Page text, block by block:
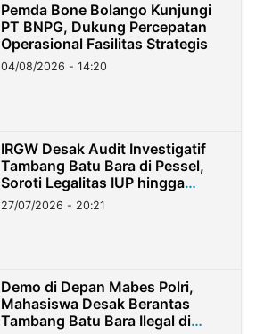
Pemda Bone Bolango Kunjungi
PT BNPG, Dukung Percepatan
Operasional Fasilitas Strategis
04/08/2026 - 14:20
IRGW Desak Audit Investigatif
Tambang Batu Bara di Pessel,
Soroti Legalitas IUP hingga
Stockpile
27/07/2026 - 20:21
Demo di Depan Mabes Polri,
Mahasiswa Desak Berantas
Tambang Batu Bara Ilegal di